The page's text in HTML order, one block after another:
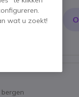
wat u zoekt!